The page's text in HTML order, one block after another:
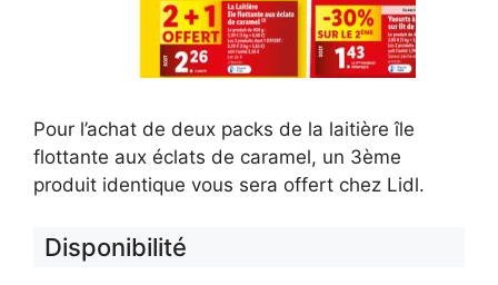
Pour l’achat de deux packs de la laitière île
flottante aux éclats de caramel, un 3ème
produit identique vous sera offert chez Lidl.
Disponibilité